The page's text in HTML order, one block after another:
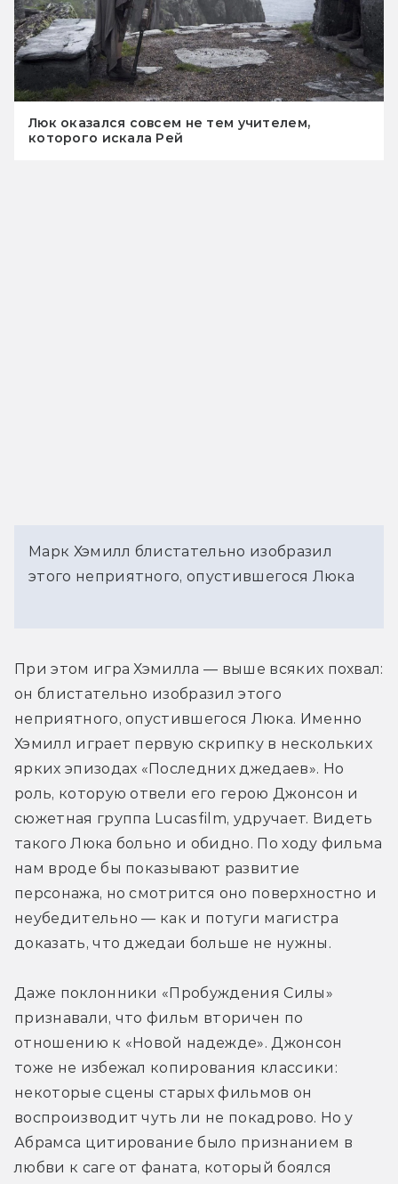
Люк оказался совсем не тем учителем,
которого искала Рей
Марк Хэмилл блистательно изобразил
этого неприятного, опустившегося Люка
При этом игра Хэмилла — выше всяких похвал:
он блистательно изобразил этого
неприятного, опустившегося Люка. Именно
Хэмилл играет первую скрипку в нескольких
ярких эпизодах «Последних джедаев». Но
роль, которую отвели его герою Джонсон и
сюжетная группа Lucasfilm, удручает. Видеть
такого Люка больно и обидно. По ходу фильма
нам вроде бы показывают развитие
персонажа, но смотрится оно поверхностно и
неубедительно — как и потуги магистра
доказать, что джедаи больше не нужны.
Даже поклонники «Пробуждения Силы»
признавали, что фильм вторичен по
отношению к «Новой надежде». Джонсон
тоже не избежал копирования классики:
некоторые сцены старых фильмов он
воспроизводит чуть ли не покадрово. Но у
Абрамса цитирование было признанием в
любви к саге от фаната, который боялся